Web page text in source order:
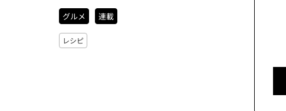
グルメ 連載
レシピ